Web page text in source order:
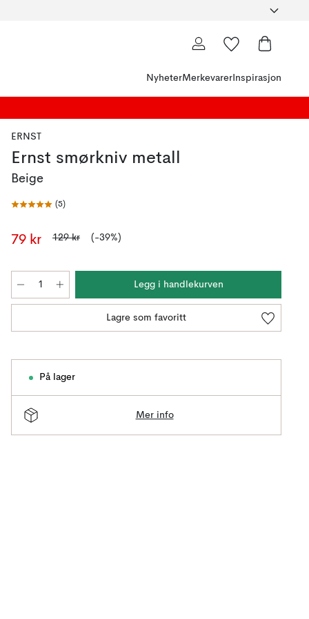
NyheterMerkevarer Inspirasjon
ERNST
Ernst smørkniv metall
Beige
(5)
79 kr 129 kr (-39%)
Legg i handlekurven
Lagre som favoritt
På lager
Mer info